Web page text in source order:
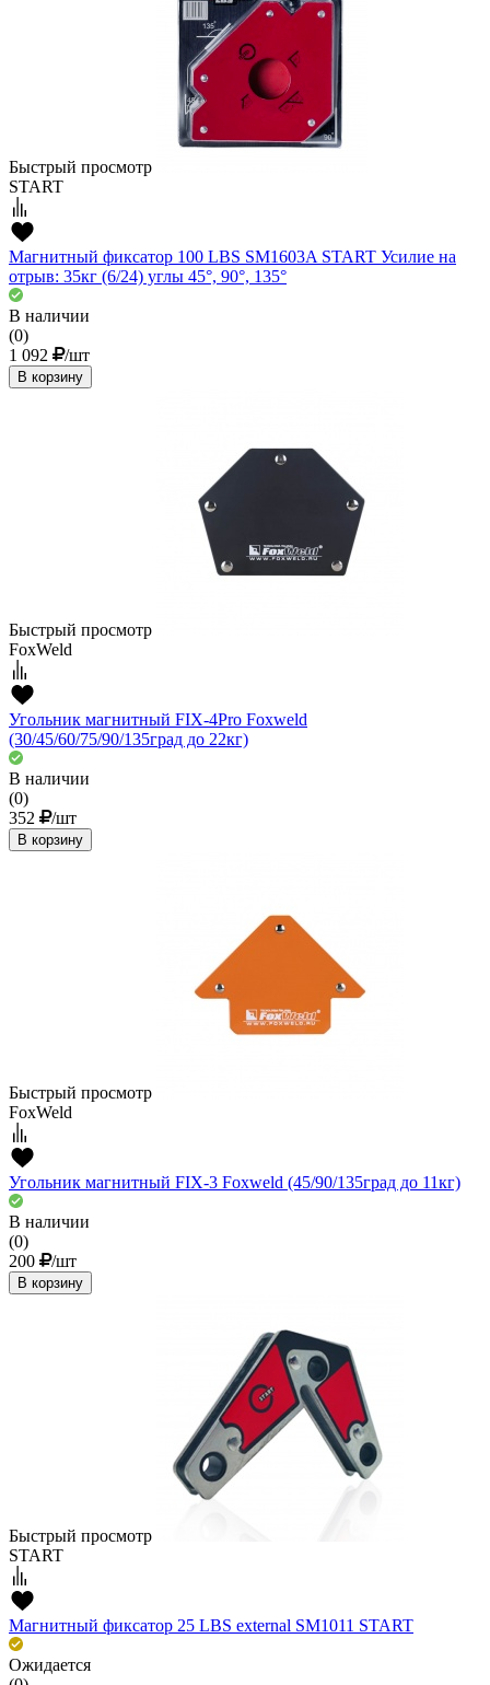
Быстрый просмотр
START
Магнитный фиксатор 100 LBS SM1603A START Усилие на
отрыв: 35кг (6/24) углы 45°, 90°, 135°
В наличии
(0)
1 092
/шт
В корзину
Быстрый просмотр
FoxWeld
Угольник магнитный FIX-4Pro Foxweld
(30/45/60/75/90/135град до 22кг)
В наличии
(0)
352
/шт
В корзину
Быстрый просмотр
FoxWeld
Угольник магнитный FIX-3 Foxweld (45/90/135град до 11кг)
В наличии
(0)
200
/шт
В корзину
Быстрый просмотр
START
Магнитный фиксатор 25 LBS external SM1011 START
Ожидается